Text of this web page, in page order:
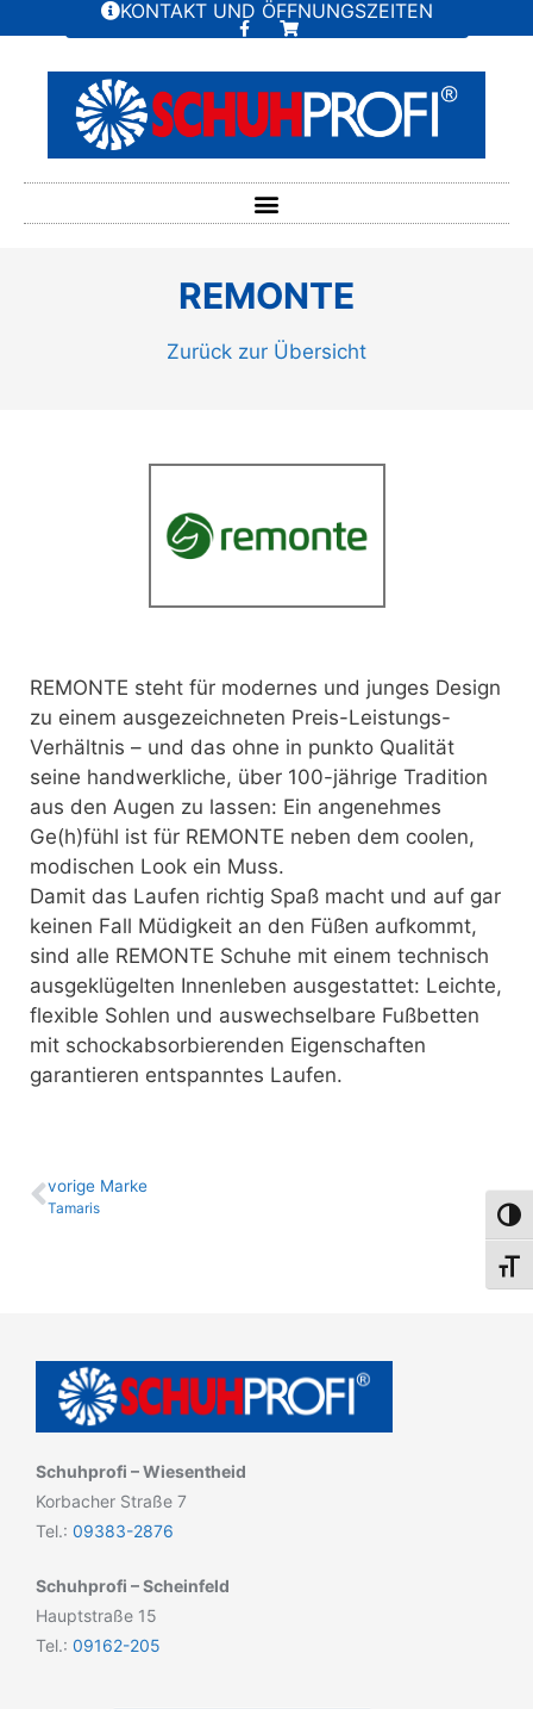
KONTAKT UND ÖFFNUNGSZEITEN
REMONTE
Zurück zur Übersicht
REMONTE steht für modernes und junges Design
zu einem ausgezeichneten Preis-Leistungs-
Verhältnis – und das ohne in punkto Qualität
seine handwerkliche, über 100-jährige Tradition
aus den Augen zu lassen: Ein angenehmes
Ge(h)fühl ist für REMONTE neben dem coolen,
modischen Look ein Muss.
Damit das Laufen richtig Spaß macht und auf gar
keinen Fall Müdigkeit an den Füßen aufkommt,
sind alle REMONTE Schuhe mit einem technisch
ausgeklügelten Innenleben ausgestattet: Leichte,
flexible Sohlen und auswechselbare Fußbetten
mit schockabsorbierenden Eigenschaften
garantieren entspanntes Laufen.
vo­ri­ge Marke
Tamaris
Schuhprofi – Wiesentheid
Korbacher Straße 7
Tel.: 09383-2876
Schuhprofi – Scheinfeld
Hauptstraße 15
Tel.: 09162-205